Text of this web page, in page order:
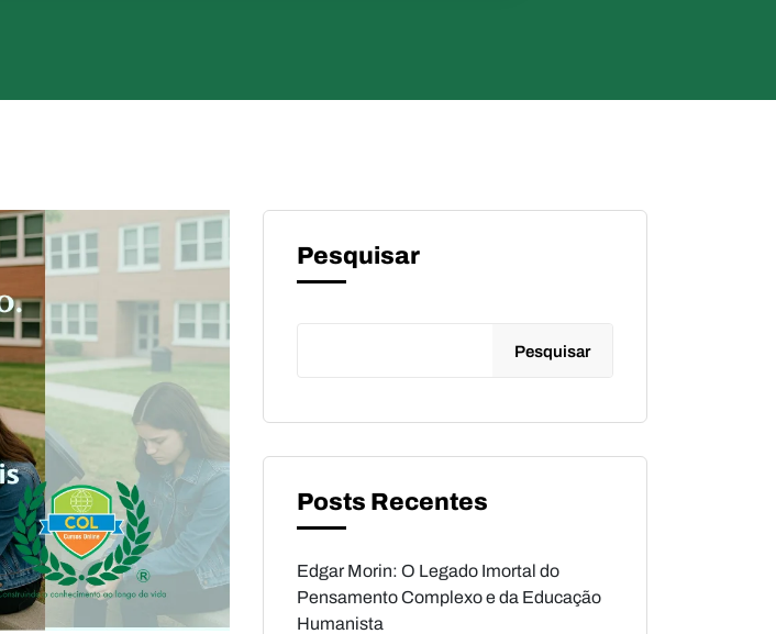
Pesquisar
Pesquisar
Posts Recentes
Edgar Morin: O Legado Imortal do
Pensamento Complexo e da Educação
Humanista